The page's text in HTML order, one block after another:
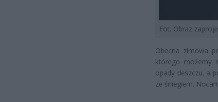
Fot. Obraz
Obecna zimowa
którego możemy
opady deszczu, a
ze śniegiem.